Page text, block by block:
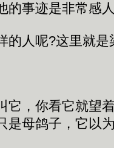
的事迹是非常感
人呢?这里就是
，你看它就望
是母鸽子，它以